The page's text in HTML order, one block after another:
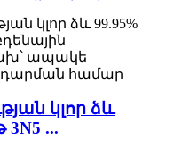
կլոր ձև
3N5 ...